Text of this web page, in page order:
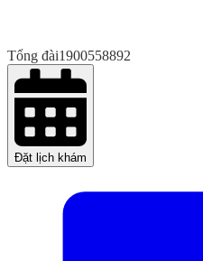
Tổng đài1900558892
Đặt lịch khám